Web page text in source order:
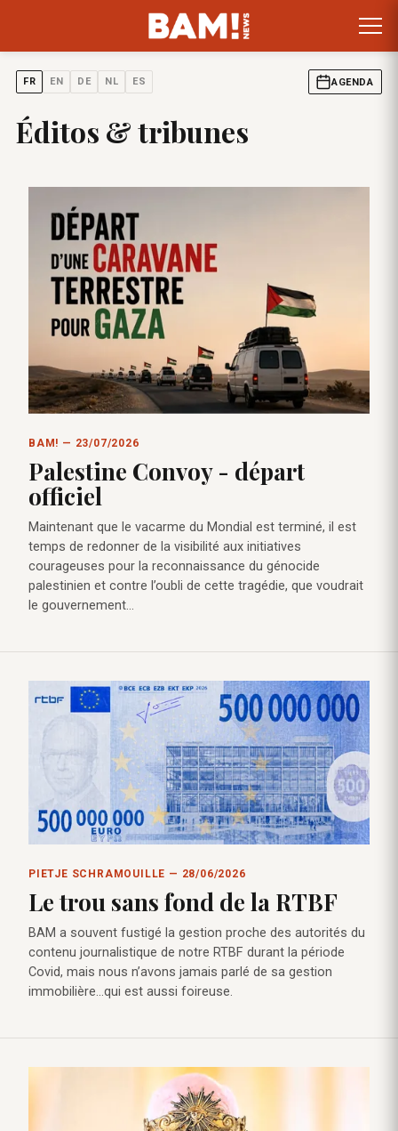
FR EN DE NL ES AGENDA
Éditos & tribunes
BAM! — 23/07/2026
Palestine Convoy - départ
officiel
Maintenant que le vacarme du Mondial est terminé, il est
temps de redonner de la visibilité aux initiatives
courageuses pour la reconnaissance du génocide
palestinien et contre l’oubli de cette tragédie, que voudrait
le gouvernement…
PIETJE SCHRAMOUILLE — 28/06/2026
Le trou sans fond de la RTBF
BAM a souvent fustigé la gestion proche des autorités du
contenu journalistique de notre RTBF durant la période
Covid, mais nous n’avons jamais parlé de sa gestion
immobilière…qui est aussi foireuse.